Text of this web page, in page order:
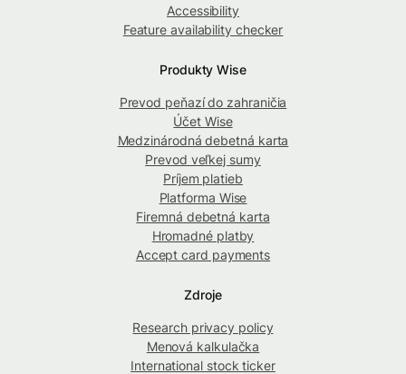
Accessibility
Feature availability checker
Produkty Wise
Prevod peňazí do zahraničia
Účet Wise
Medzinárodná debetná karta
Prevod veľkej sumy
Príjem platieb
Platforma Wise
Firemná debetná karta
Hromadné platby
Accept card payments
Zdroje
Research privacy policy
Menová kalkulačka
International stock ticker